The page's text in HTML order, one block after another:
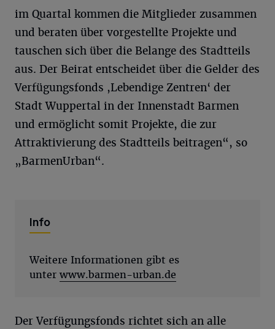
im Quartal kommen die Mitglieder zusammen
und beraten über vorgestellte Projekte und
tauschen sich über die Belange des Stadtteils
aus. Der Beirat entscheidet über die Gelder des
Verfügungsfonds ,Lebendige Zentren‘ der
Stadt Wuppertal in der Innenstadt Barmen
und ermöglicht somit Projekte, die zur
Attraktivierung des Stadtteils beitragen“, so
„BarmenUrban“.
Info
Weitere Informationen gibt es
unter www.barmen-urban.de
Der Verfügungsfonds richtet sich an alle